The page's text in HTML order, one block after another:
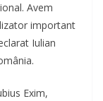
Avem
important
Iulian
Exim,